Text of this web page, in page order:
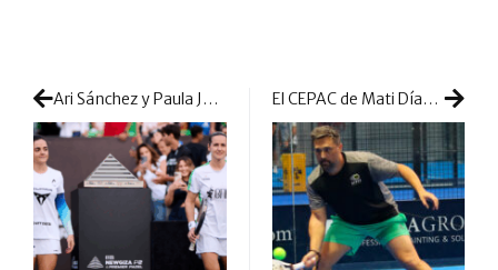
Ari Sánchez y Paula Josemaría reinan en Egipto para lograr su sexto titulo de la temporada El CEPAC de Mati Díaz y Gastón Malacalza cambia de ubicación